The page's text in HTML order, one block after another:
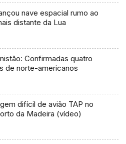
nave espacial rumo ao
distante da Lua
Confirmadas quatro
de norte-americanos
difícil de avião TAP no
da Madeira (vídeo)